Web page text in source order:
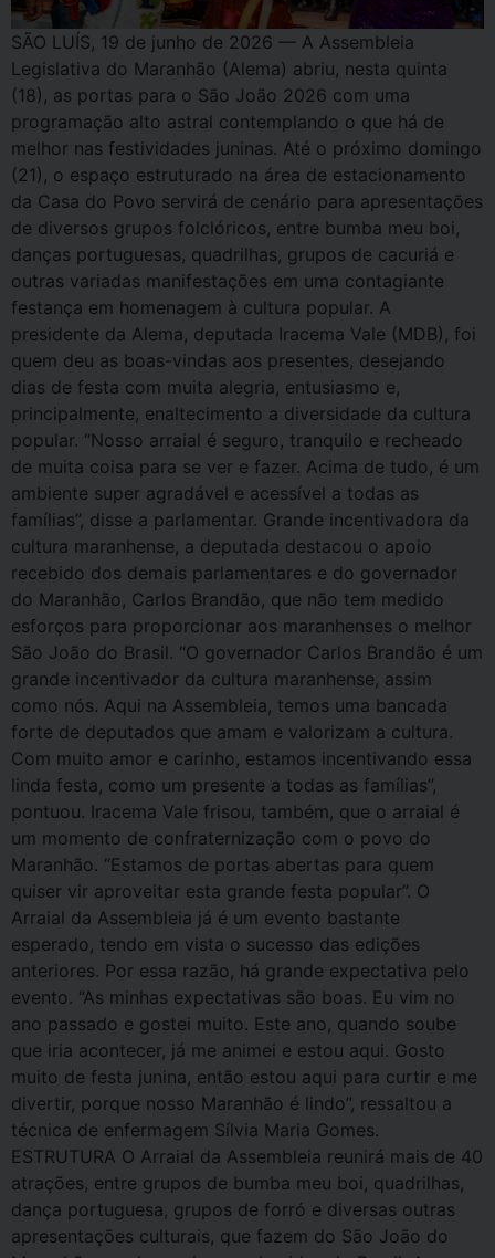
SÃO LUÍS, 19 de junho de 2026 — A Assembleia
Legislativa do Maranhão (Alema) abriu, nesta quinta
(18), as portas para o São João 2026 com uma
programação alto astral contemplando o que há de
melhor nas festividades juninas. Até o próximo domingo
(21), o espaço estruturado na área de estacionamento
da Casa do Povo servirá de cenário para apresentações
de diversos grupos folclóricos, entre bumba meu boi,
danças portuguesas, quadrilhas, grupos de cacuriá e
outras variadas manifestações em uma contagiante
festança em homenagem à cultura popular. A
presidente da Alema, deputada Iracema Vale (MDB), foi
quem deu as boas-vindas aos presentes, desejando
dias de festa com muita alegria, entusiasmo e,
principalmente, enaltecimento a diversidade da cultura
popular. “Nosso arraial é seguro, tranquilo e recheado
de muita coisa para se ver e fazer. Acima de tudo, é um
ambiente super agradável e acessível a todas as
famílias”, disse a parlamentar. Grande incentivadora da
cultura maranhense, a deputada destacou o apoio
recebido dos demais parlamentares e do governador
do Maranhão, Carlos Brandão, que não tem medido
esforços para proporcionar aos maranhenses o melhor
São João do Brasil. “O governador Carlos Brandão é um
grande incentivador da cultura maranhense, assim
como nós. Aqui na Assembleia, temos uma bancada
forte de deputados que amam e valorizam a cultura.
Com muito amor e carinho, estamos incentivando essa
linda festa, como um presente a todas as famílias”,
pontuou. Iracema Vale frisou, também, que o arraial é
um momento de confraternização com o povo do
Maranhão. “Estamos de portas abertas para quem
quiser vir aproveitar esta grande festa popular”. O
Arraial da Assembleia já é um evento bastante
esperado, tendo em vista o sucesso das edições
anteriores. Por essa razão, há grande expectativa pelo
evento. “As minhas expectativas são boas. Eu vim no
ano passado e gostei muito. Este ano, quando soube
que iria acontecer, já me animei e estou aqui. Gosto
muito de festa junina, então estou aqui para curtir e me
divertir, porque nosso Maranhão é lindo”, ressaltou a
técnica de enfermagem Sílvia Maria Gomes.
ESTRUTURA O Arraial da Assembleia reunirá mais de 40
atrações, entre grupos de bumba meu boi, quadrilhas,
dança portuguesa, grupos de forró e diversas outras
apresentações culturais, que fazem do São João do